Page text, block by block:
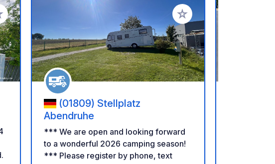
to your favorites Add to your favorites
(01809) Stellplatz
Abendruhe
*** We are open and looking forward
to a wonderful 2026 camping season!
*** Please register by phone, text